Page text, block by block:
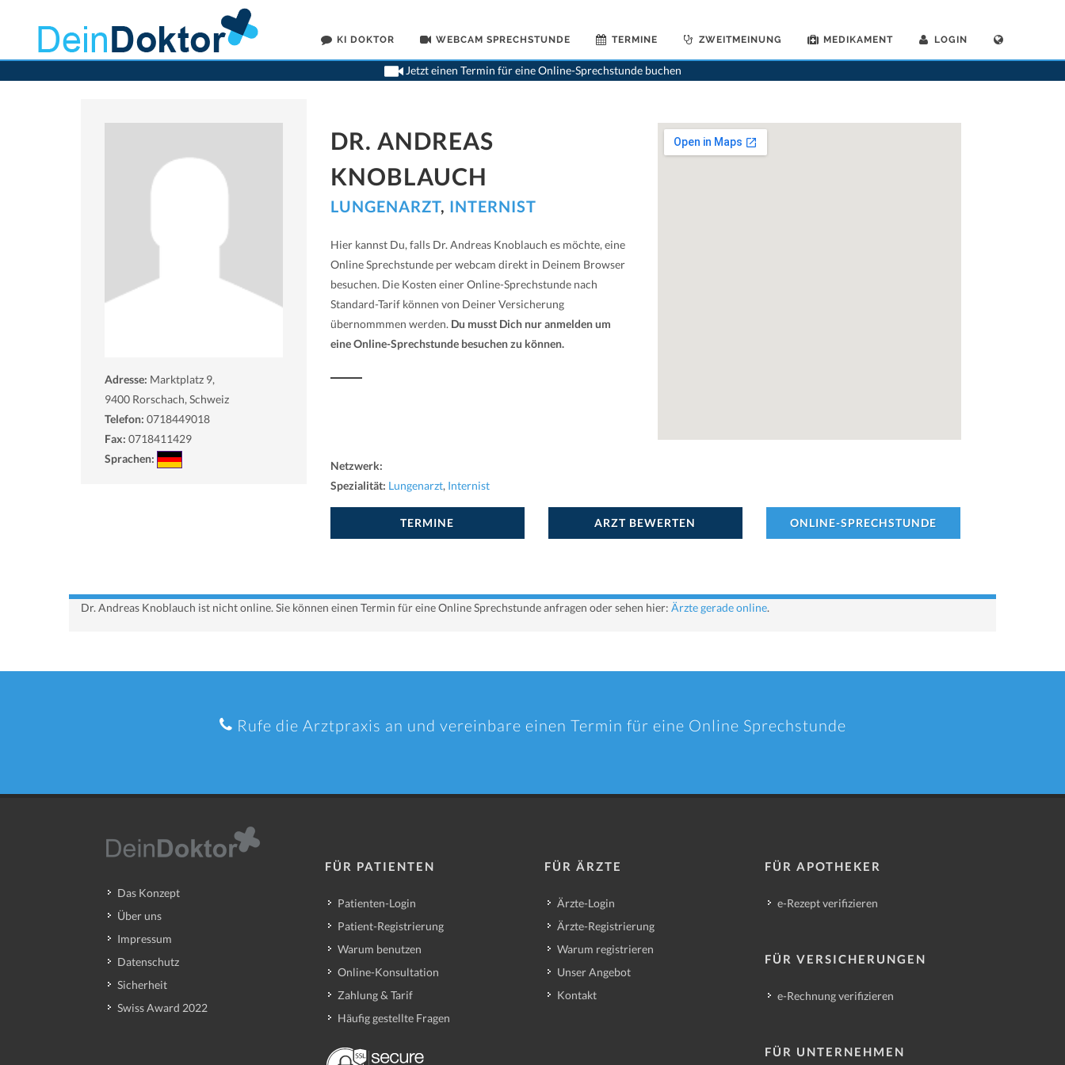
KI DOKTOR WEBCAM SPRECHSTUNDE TERMINE ZWEITMEINUNG MEDIKAMENT LOGIN
Jetzt einen Termin für eine Online-Sprechstunde buchen
>Lungenaerzte>Rorschach>Dr. Andreas Knoblauch>Sprechstunde mit Dr. Andreas Knoblauch
Adresse: Marktplatz 9,
9400 Rorschach, Schweiz
Telefon: 0718449018
Fax: 0718411429
Sprachen:
DR. ANDREAS
KNOBLAUCH
LUNGENARZT, INTERNIST
Hier kannst Du, falls Dr. Andreas Knoblauch es möchte, eine
Online Sprechstunde per webcam direkt in Deinem Browser
besuchen. Die Kosten einer Online-Sprechstunde nach
Standard-Tarif können von Deiner Versicherung
übernommmen werden. Du musst Dich nur anmelden um
eine Online-Sprechstunde besuchen zu können.
Netzwerk:
Spezialität: Lungenarzt, Internist
TERMINE ARZT BEWERTEN ONLINE-SPRECHSTUNDE
Dr. Andreas Knoblauch ist nicht online. Sie können einen Termin für eine Online Sprechstunde anfragen oder sehen hier: Ärzte gerade online.
Rufe die Arztpraxis an und vereinbare einen Termin für eine Online Sprechstunde
Das Konzept
Über uns
Impressum
Datenschutz
Sicherheit
Swiss Award 2022
FÜR PATIENTEN
Patienten-Login
Patient-Registrierung
Warum benutzen
Online-Konsultation
Zahlung & Tarif
Häufig gestellte Fragen
FÜR ÄRZTE
Ärzte-Login
Ärzte-Registrierung
Warum registrieren
Unser Angebot
Kontakt
FÜR APOTHEKER
e-Rezept verifizieren
FÜR VERSICHERUNGEN
e-Rechnung verifizieren
FÜR UNTERNEHMEN